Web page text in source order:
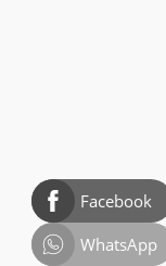
Facebook
WhatsApp